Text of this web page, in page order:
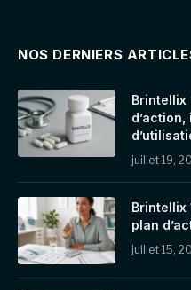
NOS DERNIERS
Brintellix
juillet 19,
Brintellix
plan
juillet 15,